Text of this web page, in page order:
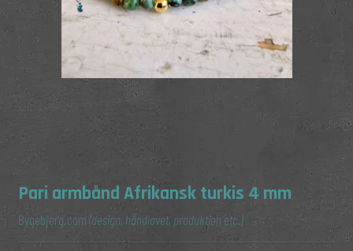
Pari armbånd Afrikansk turkis 4 mm
Bygebjerg.com(design, håndlavet, produktion etc.)